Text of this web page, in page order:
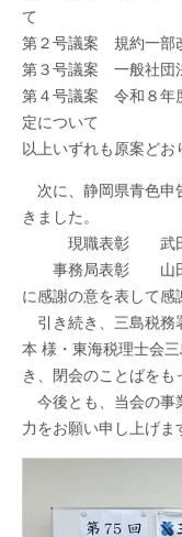
て
第２号議案 規約一部
第３号議案 一般社団
第４号議案 令和８年
定について
以上いずれも原案どお
次に、静岡県青色申
きました。
現職表彰 武田
事務局表彰 山
に感謝の意を表して感
引き続き、三島税務
本 様・東海税理士会
き、閉会のことばをも
今後とも、当会の事
力をお願い申し上げま